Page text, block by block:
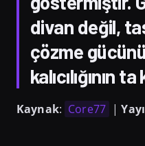
divan değil,
çözme
kalıcılığının
Kaynak: Core77 |